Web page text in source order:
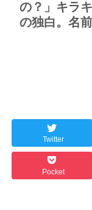
の？」キラ
の独白。名
Twitter
Pocket